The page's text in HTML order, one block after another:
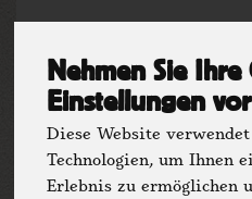
Nehmen Sie Ihre
Einstellungen vor
Diese Website
Technologien, um Ihnen
Erlebnis zu ermöglichen
Vorläufiges
Hoffest 2026
So, 05.07.2026 11-18
Programmübersicht